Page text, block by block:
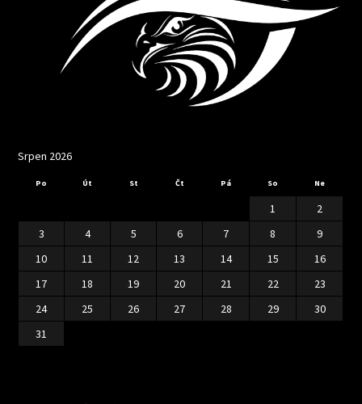
Srpen 2026
Po Út St Čt Pá So Ne
1
2
3
4 5 6 7 8
9
10
11 12 13 14 15
16
17
18 19 20 21 22
23
24
25 26 27 28 29
30
31